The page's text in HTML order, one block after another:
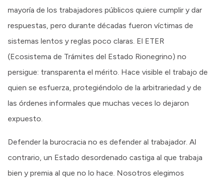
mayoría de los trabajadores públicos quiere cumplir y dar
respuestas, pero durante décadas fueron víctimas de
sistemas lentos y reglas poco claras. El ETER
(Ecosistema de Trámites del Estado Rionegrino) no
persigue: transparenta el mérito. Hace visible el trabajo de
quien se esfuerza, protegiéndolo de la arbitrariedad y de
las órdenes informales que muchas veces lo dejaron
expuesto.
Defender la burocracia no es defender al trabajador. Al
contrario, un Estado desordenado castiga al que trabaja
bien y premia al que no lo hace. Nosotros elegimos